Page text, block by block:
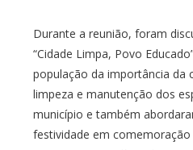
Durante a reunião, foram
“Cidade Limpa, Povo
população da importância da
limpeza e manutenção dos
município e também
festividade em